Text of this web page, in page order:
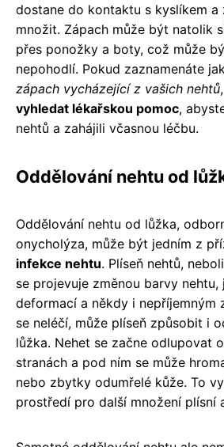
dostane do kontaktu s kyslíkem a
množit. Zápach může být natolik
přes ponožky a boty, což může
nepohodlí. Pokud zaznamenáte
zápach vycházející z vašich nehtů
vyhledat lékařskou pomoc,
nehtů a zahájili včasnou léčbu.
Oddělování nehtu od
Oddělování nehtu od lůžka,
onycholýza, může být jedním z
infekce nehtu. Plíseň nehtů,
se projevuje změnou barvy nehtu,
deformací a někdy i nepříjemným
se neléčí, může plíseň způsobit i
lůžka. Nehet se začne odlupovat
stranách a pod ním se může
nebo zbytky odumřelé kůže. To
prostředí pro další množení plísní